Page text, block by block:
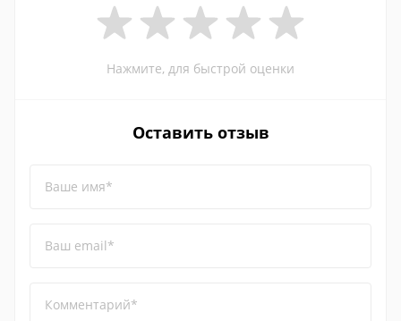
Нажмите, для быстрой оценки
Оставить отзыв
Ваше имя*
Ваш email*
Комментарий*